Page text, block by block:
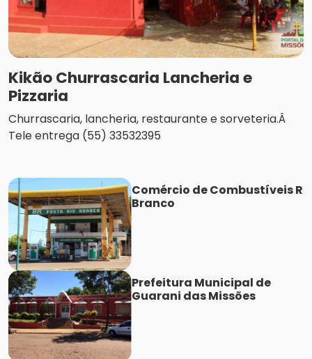
Kikão Churrascaria Lancheria e
Pizzaria
Churrascaria, lancheria, restaurante e sorveteria.Â
Tele entrega (55) 33532395
Comércio de Combustíveis R
Branco
Prefeitura Municipal de
Guarani das Missões